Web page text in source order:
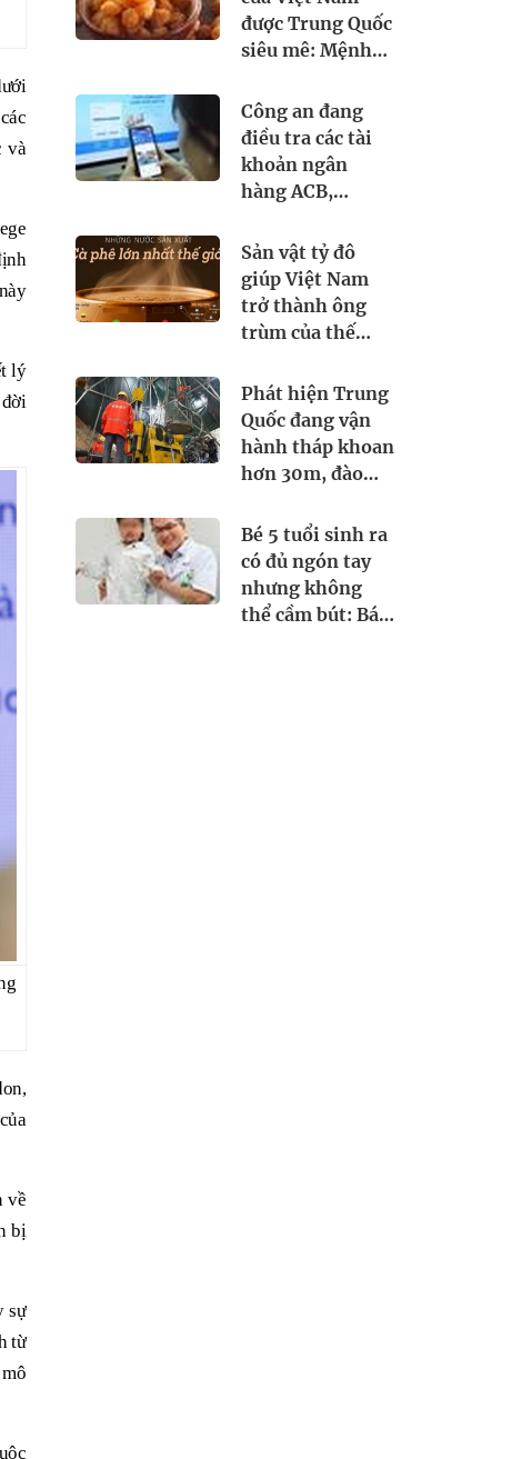
và
lý
về
bị
sự
từ
mức cao nhất
đến 3 triệu đồng
được Trung Quốc
siêu mê: Mệnh
giả chi quả', lên
cả máy bay đi
quốc tế
Công an đang
điều tra các tài
khoản ngân
hàng ACB,
Bank,... sau đây:
Người từng phát
sinh giao dịch,
chuyển tiền vào
Sản vật tỷ đô
giúp Việt Nam
trở thành ông
trùm của thế
phần 18% toàn
cầu, diện tích
trồng hơn
700.000 ha
Phát hiện Trung
Quốc đang vận
hành tháp khoan
hơn 30m, đào
thứ cả thế giới
khao khát
Bé 5 tuổi sinh ra
có đủ ngón tay
nhưng không
thể cầm bút: Bác